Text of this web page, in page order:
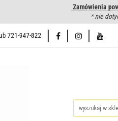
Zamówienia
* nie
721-947-822
Zakuwanie węży